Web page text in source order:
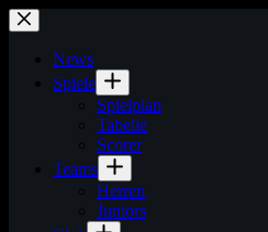
Zum
Inhalt
springenNews
Spiele
Spielplan
Tabelle
Scorer
Teams
Herren
Juniors